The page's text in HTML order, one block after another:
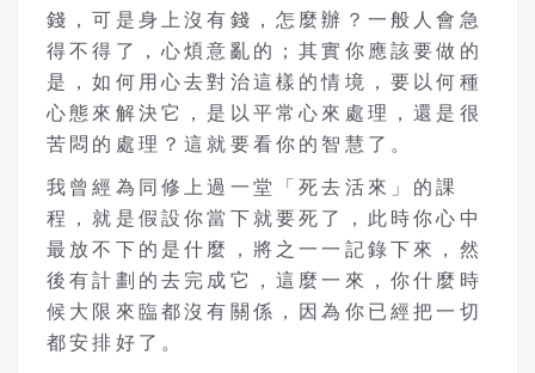
錢，可是身上沒有錢，怎麼辦？一般人會急
得不得了，心煩意亂的；其實你應該要做的
是，如何用心去對治這樣的情境，要以何種
心態來解決它，是以平常心來處理，還是很
苦悶的處理？這就要看你的智慧了。
我曾經為同修上過一堂「死去活來」的課
程，就是假設你當下就要死了，此時你心中
最放不下的是什麼，將之一一記錄下來，然
後有計劃的去完成它，這麼一來，你什麼時
候大限來臨都沒有關係，因為你已經把一切
都安排好了。